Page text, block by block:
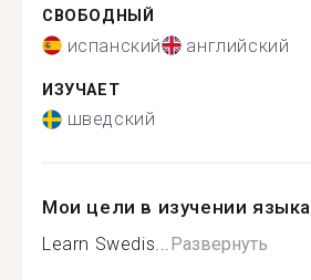
СВОБОДНЫЙ
испанский английский
ИЗУЧАЕТ
шведский
Мои цели в изучении языка
Learn Swedis...Развернуть